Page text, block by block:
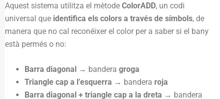
Aquest sistema utilitza el mètode ColorADD, un codi
universal que identifica els colors a través de símbols, de
manera que no cal reconéixer el color per a saber si el bany
està permés o no:
Barra diagonal → bandera groga
Triangle cap a l’esquerra → bandera roja
Barra diagonal + triangle cap a la dreta → bandera